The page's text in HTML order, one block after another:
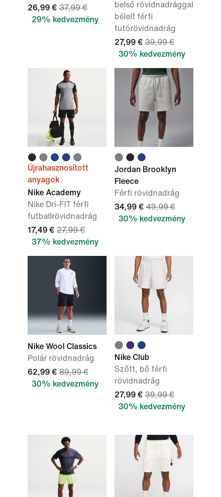
26,99 € 37,99 €
29% kedvezmény
belső rövidnadrággal
bélelt férfi
futórövidnadrág
27,99 € 39,99 €
30% kedvezmény
Újrahasznosított
anyagok
Nike Academy
Nike Dri-FIT férfi
futballrövidnadrág
17,49 € 27,99 €
37% kedvezmény
Jordan Brooklyn
Fleece
Férfi rövidnadrág
34,99 € 49,99 €
30% kedvezmény
Nike Wool Classics
Polár rövidnadrág
62,99 € 89,99 €
30% kedvezmény
Nike Club
Szőtt, bő férfi
rövidnadrág
27,99 € 39,99 €
30% kedvezmény